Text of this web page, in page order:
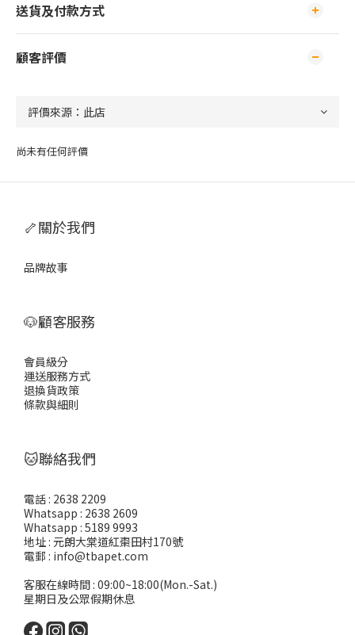
送貨及付款方式
顧客評價
尚未有任何評價
🦴關於我們
品牌故事
🐶顧客服務
會員級分
運送服務方式
退換貨政策
條款與細則
🐱聯絡我們
電話 : 2638 2209
Whatsapp : 2638 2609
Whatsapp : 5189 9993
地址 : 元朗大棠道紅棗田村170號
電郵 : info@tbapet.com
客服在線時間 : 09:00~18:00(Mon.-Sat.)
星期日及公眾假期休息